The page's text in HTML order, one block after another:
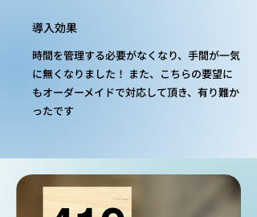
導入効果
時間を管理する必要がなくなり、手間が一気
に無くなりました！ また、こちらの要望に
もオーダーメイドで対応して頂き、有り難か
ったです